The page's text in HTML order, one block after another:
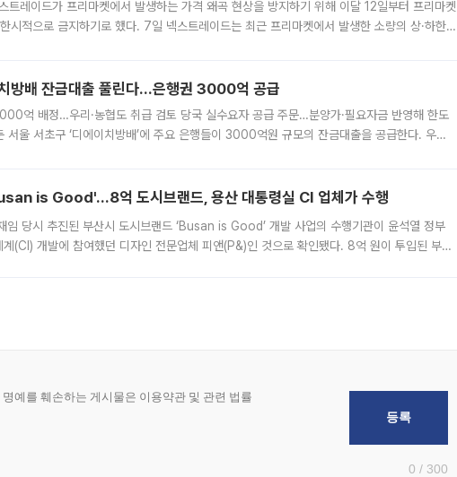
트레이드가 프리마켓에서 발생하는 가격 왜곡 현상을 방지하기 위해 이달 12일부터 프리마켓
시적으로 금지하기로 했다. 7일 넥스트레이드는 최근 프리마켓에서 발생한 소량의 상·하한
방배 잔금대출 풀린다…은행권 3000억 공급
억 배정…우리·농협도 취급 검토 당국 실수요자 공급 주문…분양가·필요자금 반영해 한도
서울 서초구 ‘디에이치방배’에 주요 은행들이 3000억원 규모의 잔금대출을 공급한다. 우리
is Good'…8억 도시브랜드, 용산 대통령실 CI 업체가 수행
임 당시 추진된 부산시 도시브랜드 ‘Busan is Good’ 개발 사업의 수행기관이 윤석열 정부
(CI) 개발에 참여했던 디자인 전문업체 피앤(P&)인 것으로 확인됐다. 8억 원이 투입된 부산
0 / 300